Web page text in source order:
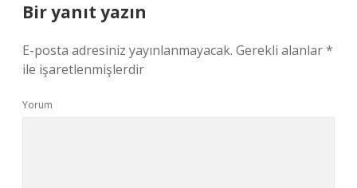
Bir yanıt yazın
E-posta adresiniz yayınlanmayacak. Gerekli alanlar*
ile işaretlenmişlerdir
Yorum